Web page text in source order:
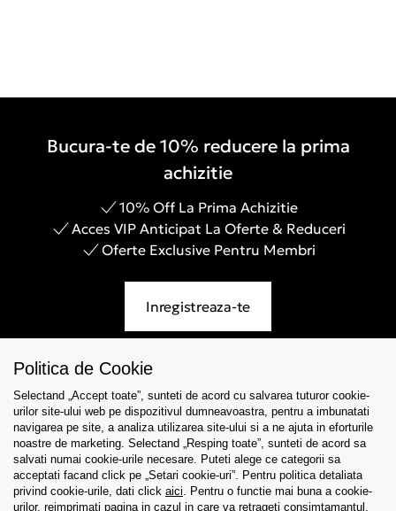
Bucura-te de 10% reducere la prima
achizitie
10% Off La Prima Achizitie
Acces VIP Anticipat La Oferte & Reduceri
Oferte Exclusive Pentru Membri
Inregistreaza-te
Asistenta
Colectii
Tips & Guides
Politica de Cookie
Selectand „Accept toate”, sunteti de acord cu salvarea tuturor cookie-
urilor site-ului web pe dispozitivul dumneavoastra, pentru a imbunatati
navigarea pe site, a analiza utilizarea site-ului si a ne ajuta in eforturile
noastre de marketing. Selectand „Resping toate”, sunteti de acord sa
salvati numai cookie-urile necesare. Puteti alege ce categorii sa
acceptati facand click pe „Setari cookie-uri”. Pentru politica detaliata
privind cookie-urile, dati click aici. Pentru o functie mai buna a cookie-
urilor, reimprimati pagina in cazul in care va retrageti consimtamantul.